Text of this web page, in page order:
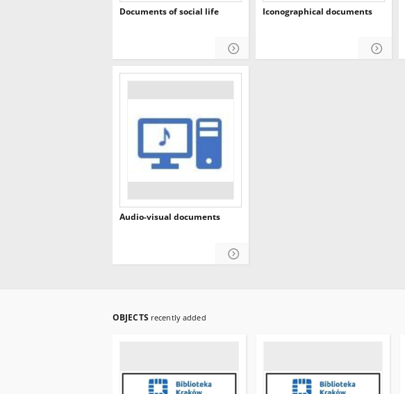
Documents of social life Iconographical documents
Audio-visual documents
OBJECTS recently added